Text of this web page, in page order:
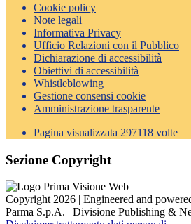
Cookie policy
Note legali
Informativa Privacy
Ufficio Relazioni con il Pubblico
Dichiarazione di accessibilità
Obiettivi di accessibilità
Whistleblowing
Gestione consensi cookie
Amministrazione trasparente
Pagina visualizzata 297118 volte
Sezione Copyright
Copyright 2026 | Engineered and
Parma S.p.A. | Divisione Publishing &